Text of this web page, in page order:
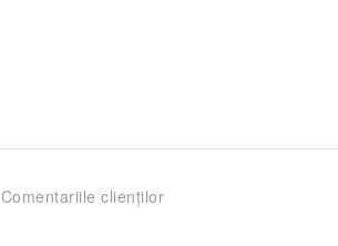
Comentariile clienților